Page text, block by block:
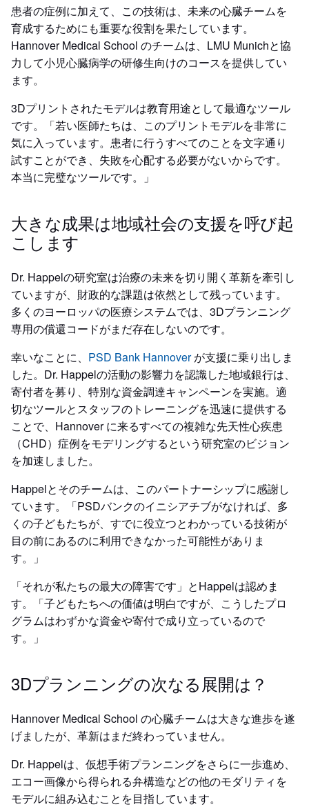
患者の症例に加えて、この技術は、未来の心臓チームを
育成するためにも重要な役割を果たしています。
Hannover Medical School のチームは、LMU Munichと協
力して小児心臓病学の研修生向けのコースを提供してい
ます。
3Dプリントされたモデルは教育用途として最適なツール
です。「若い医師たちは、このプリントモデルを非常に
気に入っています。患者に行うすべてのことを文字通り
試すことができ、失敗を心配する必要がないからです。
本当に完璧なツールです。」
大きな成果は地域社会の支援を呼び起
こします
Dr. Happelの研究室は治療の未来を切り開く革新を牽引し
ていますが、財政的な課題は依然として残っています。
多くのヨーロッパの医療システムでは、3Dプランニング
専用の償還コードがまだ存在しないのです。
幸いなことに、 PSD Bank Hannoverが支援に乗り出しま
した。Dr. Happelの活動の影響力を認識した地域銀行は、
寄付者を募り、特別な資金調達キャンペーンを実施。適
切なツールとスタッフのトレーニングを迅速に提供する
ことで、Hannover に来るすべての複雑な先天性心疾患
（CHD）症例をモデリングするという研究室のビジョン
を加速しました。
Happelとそのチームは、このパートナーシップに感謝し
ています。「PSDバンクのイニシアチブがなければ、多
くの子どもたちが、すでに役立つとわかっている技術が
目の前にあるのに利用できなかった可能性がありま
す。」
「それが私たちの最大の障害です」とHappelは認めま
す。「子どもたちへの価値は明白ですが、こうしたプロ
グラムはわずかな資金や寄付で成り立っているので
す。」
3Dプランニングの次なる展開は？
Hannover Medical School の心臓チームは大きな進歩を遂
げましたが、革新はまだ終わっていません。
Dr. Happelは、仮想手術プランニングをさらに一歩進め、
エコー画像から得られる弁構造などの他のモダリティを
モデルに組み込むことを目指しています。